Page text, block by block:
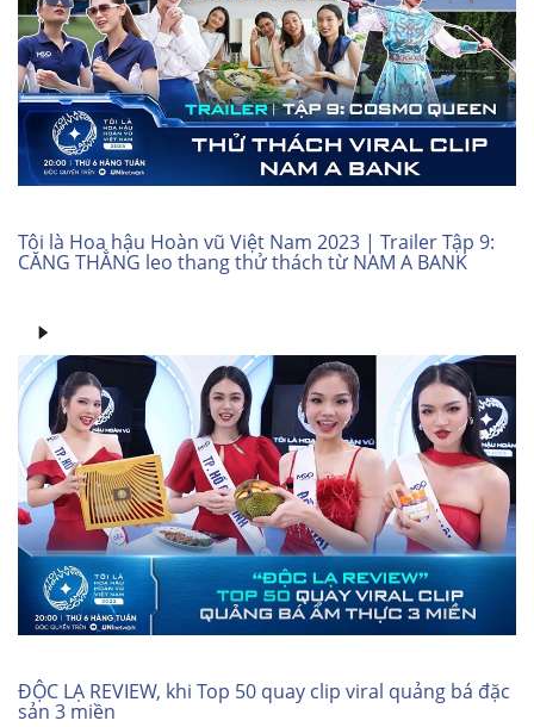
Tôi là Hoa hậu Hoàn vũ Việt Nam 2023 | Trailer Tập 9:
CĂNG THẲNG leo thang thử thách từ NAM A BANK
ĐỘC LẠ REVIEW, khi Top 50 quay clip viral quảng bá đặc
sản 3 miền